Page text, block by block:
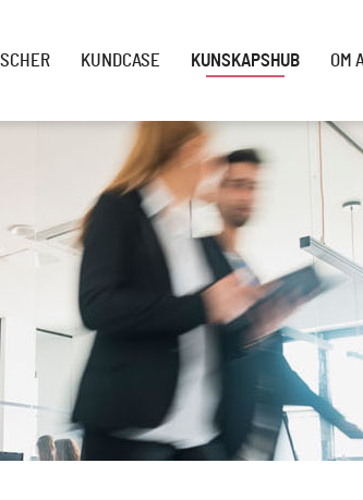
KUNDCASE KUNSKAPSHUB OM